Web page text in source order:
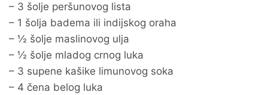
– 3 šolje peršunovog lista
– 1 šolja badema ili indijskog oraha
– ½ šolje maslinovog ulja
– ½ šolje mladog crnog luka
– 3 supene kašike limunovog soka
– 4 čena belog luka